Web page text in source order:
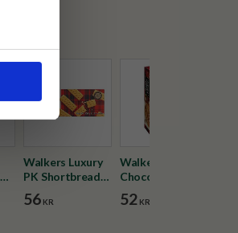
Walkers Luxury
PK Shortbread
150g
56KR
Walkers
Chocolate
Chunk &
Hazelnut kakor
52KR